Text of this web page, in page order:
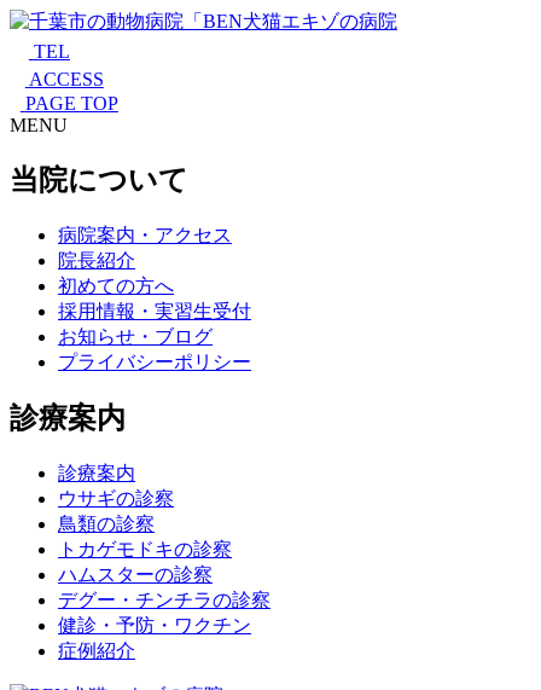
TEL
ACCESS
PAGE TOP
MENU
当院について
病院案内・アクセス
院長紹介
初めての方へ
採用情報・実習生受付
お知らせ・ブログ
プライバシーポリシー
診療案内
診療案内
ウサギの診察
鳥類の診察
トカゲモドキの診察
ハムスターの診察
デグー・チンチラの診察
健診・予防・ワクチン
症例紹介